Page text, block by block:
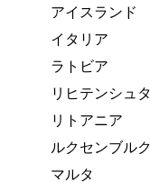
アイスランド
イタリア
ラトビア
リヒテンシュ
リトアニア
ルクセンブルク
マルタ